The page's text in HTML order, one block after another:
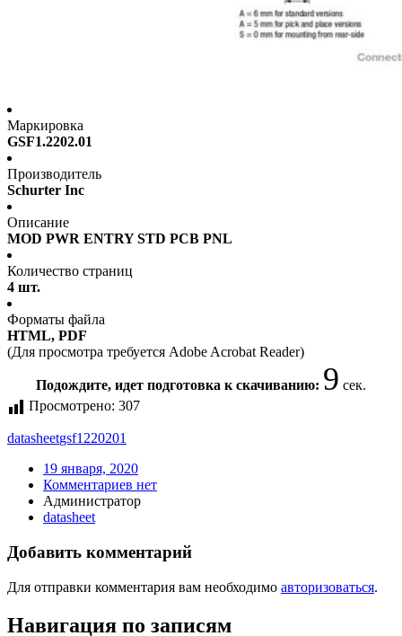
Маркировка
GSF1.2202.01
Производитель
Schurter Inc
Описание
MOD PWR ENTRY STD PCB PNL
Количество страниц
4 шт.
Форматы файла
HTML, PDF
(Для просмотра требуется Adobe Acrobat Reader)
Подождите, идет подготовка к скачиванию: 9 сек.
Просмотрено: 307
datasheetgsf1220201
19 января, 2020
Комментариев нет
Администратор
datasheet
Добавить комментарий
Для отправки комментария вам необходимо авторизоваться.
Навигация по записям